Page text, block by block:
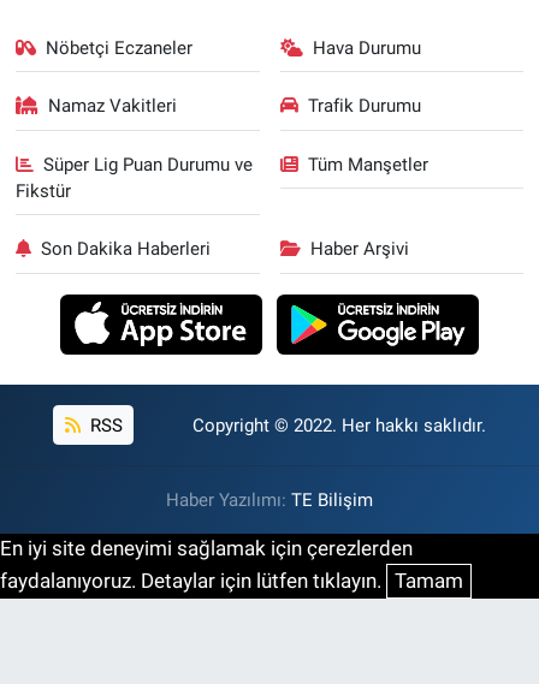
Nöbetçi Eczaneler Hava Durumu
Namaz Vakitleri Trafik Durumu
Süper Lig Puan Durumu ve
Fikstür
Tüm Manşetler
Son Dakika Haberleri Haber Arşivi
RSS Copyright © 2022. Her hakkı saklıdır.
Haber Yazılımı: TE Bilişim
En iyi site deneyimi sağlamak için çerezlerden
faydalanıyoruz. Detaylar için lütfen tıklayın. Tamam